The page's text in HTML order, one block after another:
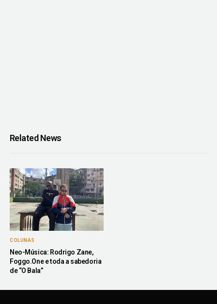
Related News
COLUNAS
Neo-Música: Rodrigo Zane,
Foggo.One e toda a sabedoria
de “O Bala”